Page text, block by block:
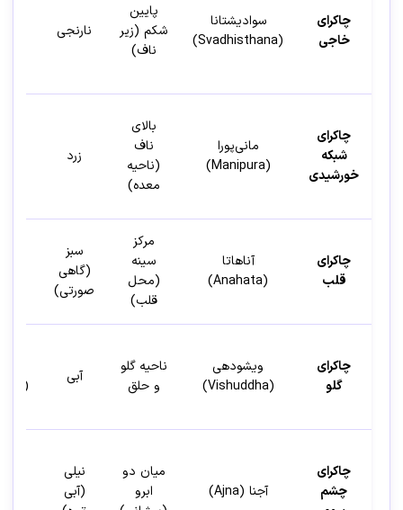
چاکرای
خاجی
سوادیشتانا
(Svadhisthana)
پایین
شکم (زیر
ناف)
نارنجی
چاکرای
شبکه
خورشیدی
مانی‌پورا
(Manipura)
بالای
ناف
(ناحیه
معده)
زرد
چاکرای
قلب
آناهاتا
(Anahata)
مرکز
سینه
(محل
قلب)
سبز
(گاهی
صورتی)
چاکرای
گلو
ویشودهی
(Vishuddha)
ناحیه گلو
و حلق
آبی
چاکرای
چشم
آجنا (Ajna)
میان دو
ابرو
نیلی
(آبی